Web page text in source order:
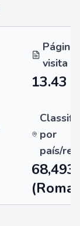
visita
13.43
por
país/
68,493